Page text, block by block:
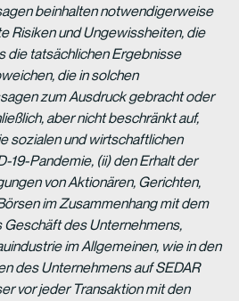
beinhalten notwendigerweise
Risiken und Ungewissheiten, die
die tatsächlichen Ergebnisse
die in solchen
zum Ausdruck gebracht oder
aber nicht beschränkt auf,
sozialen und wirtschaftlichen
19-Pandemie, (ii) den Erhalt der
von Aktionären, Gerichten,
im Zusammenhang mit dem
Geschäft des Unternehmens,
im Allgemeinen, wie in den
des Unternehmens auf SEDAR
vor jeder Transaktion mit den